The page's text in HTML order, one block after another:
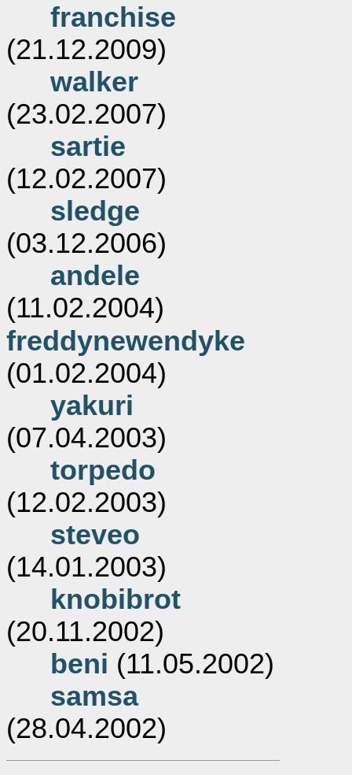
franchise
(21.12.2009)
walker
(23.02.2007)
sartie
(12.02.2007)
sledge
(03.12.2006)
andele
(11.02.2004)
freddynewendyke
(01.02.2004)
yakuri
(07.04.2003)
torpedo
(12.02.2003)
steveo
(14.01.2003)
knobibrot
(20.11.2002)
beni (11.05.2002)
samsa
(28.04.2002)